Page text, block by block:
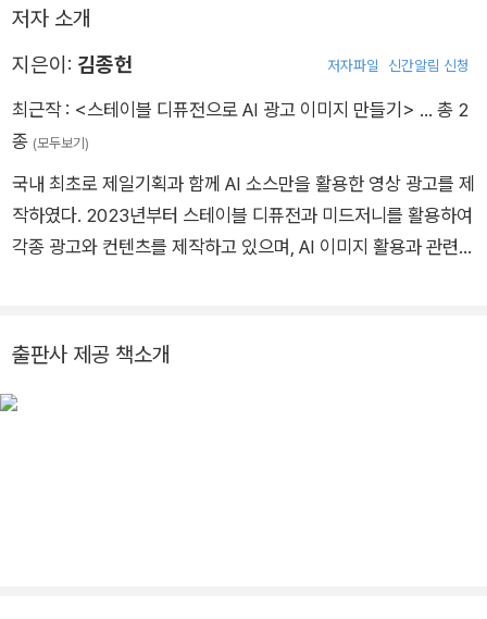
저자 소개
지은이: 김종헌 저자파일 신간알림 신청
최근작 : <스테이블 디퓨전으로 AI 광고 이미지 만들기> … 총 2
종 (모두보기)
국내 최초로 제일기획과 함께 AI 소스만을 활용한 영상 광고를 제
작하였다. 2023년부터 스테이블 디퓨전과 미드저니를 활용하여
각종 광고와 컨텐츠를 제작하고 있으며, AI 이미지 활용과 관련된
에게 이미지를 제공하였다. 또한 프리랜서 플랫폼 <크몽>에서
서비스들 중 유일하게 <2023 크몽 프라임 서비스 지정>, <20
출판사 제공 책소개